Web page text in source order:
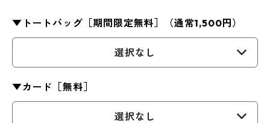
▼トートバッグ［期間限定無料］（通常1,500円）
選択なし
▼カード［無料］
選択なし